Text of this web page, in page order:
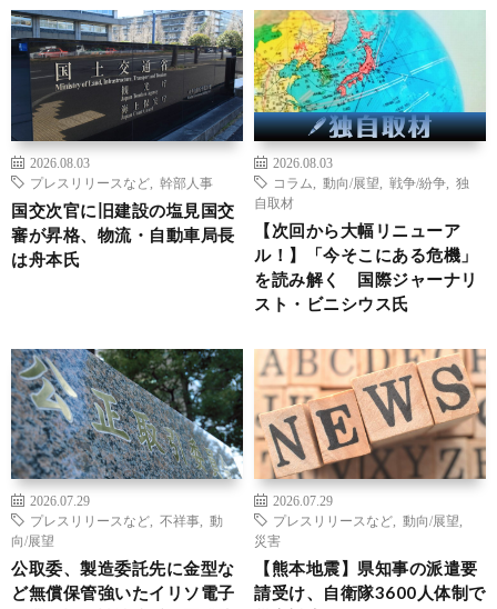
2026.08.03
プレスリリースなど
幹部人事
国交次官に旧建設の塩見国交
審が昇格、物流・自動車局長
は舟本氏
2026.08.03
コラム
動向/展望 戦争/紛争
独
自取材
【次回から大幅リニューア
ル！】「今そこにある危機」
を読み解く 国際ジャーナリ
スト・ビニシウス氏
2026.07.29
プレスリリースなど
不祥事
動
向/展望
公取委、製造委託先に金型な
ど無償保管強いたイリソ電子
2026.07.29
プレスリリースなど
動向/展望
災害
【熊本地震】県知事の派遣要
請受け、自衛隊3600人体制で